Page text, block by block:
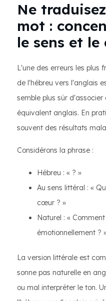
Ne
mot :
le sens et le
L'une des erreurs les plus
de l'hébreu vers l'anglais
semble plus sûr
équivalent anglais. En
souvent des résultats
Considérons la phrase :
Hébreu : « ? »
Au sens littéral : «
cœur ? »
Naturel : «
émotionnellement ?
La version littérale est
sonne pas naturelle en
ou mal interpréter le ton.